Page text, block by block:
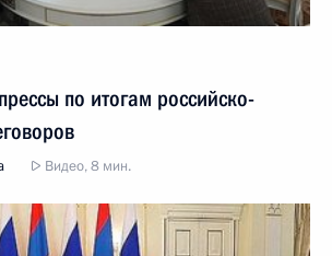
по итогам российско-
Видео, 8 мин.